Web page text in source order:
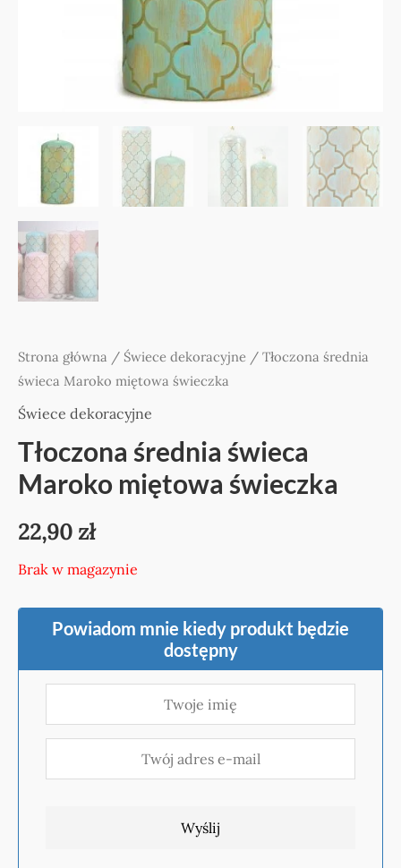
Strona główna / Świece dekoracyjne / Tłoczona średnia
świeca Maroko miętowa świeczka
Świece dekoracyjne
Tłoczona średnia świeca
Maroko miętowa świeczka
22,90 zł
Brak w magazynie
Powiadom mnie kiedy produkt będzie
dostępny